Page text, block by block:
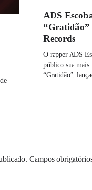
ADS
“Gratidão”
Records
O rapper ADS
público sua mais
“Gratidão”,
Campos